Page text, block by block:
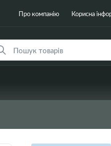
Про компанію Корисна